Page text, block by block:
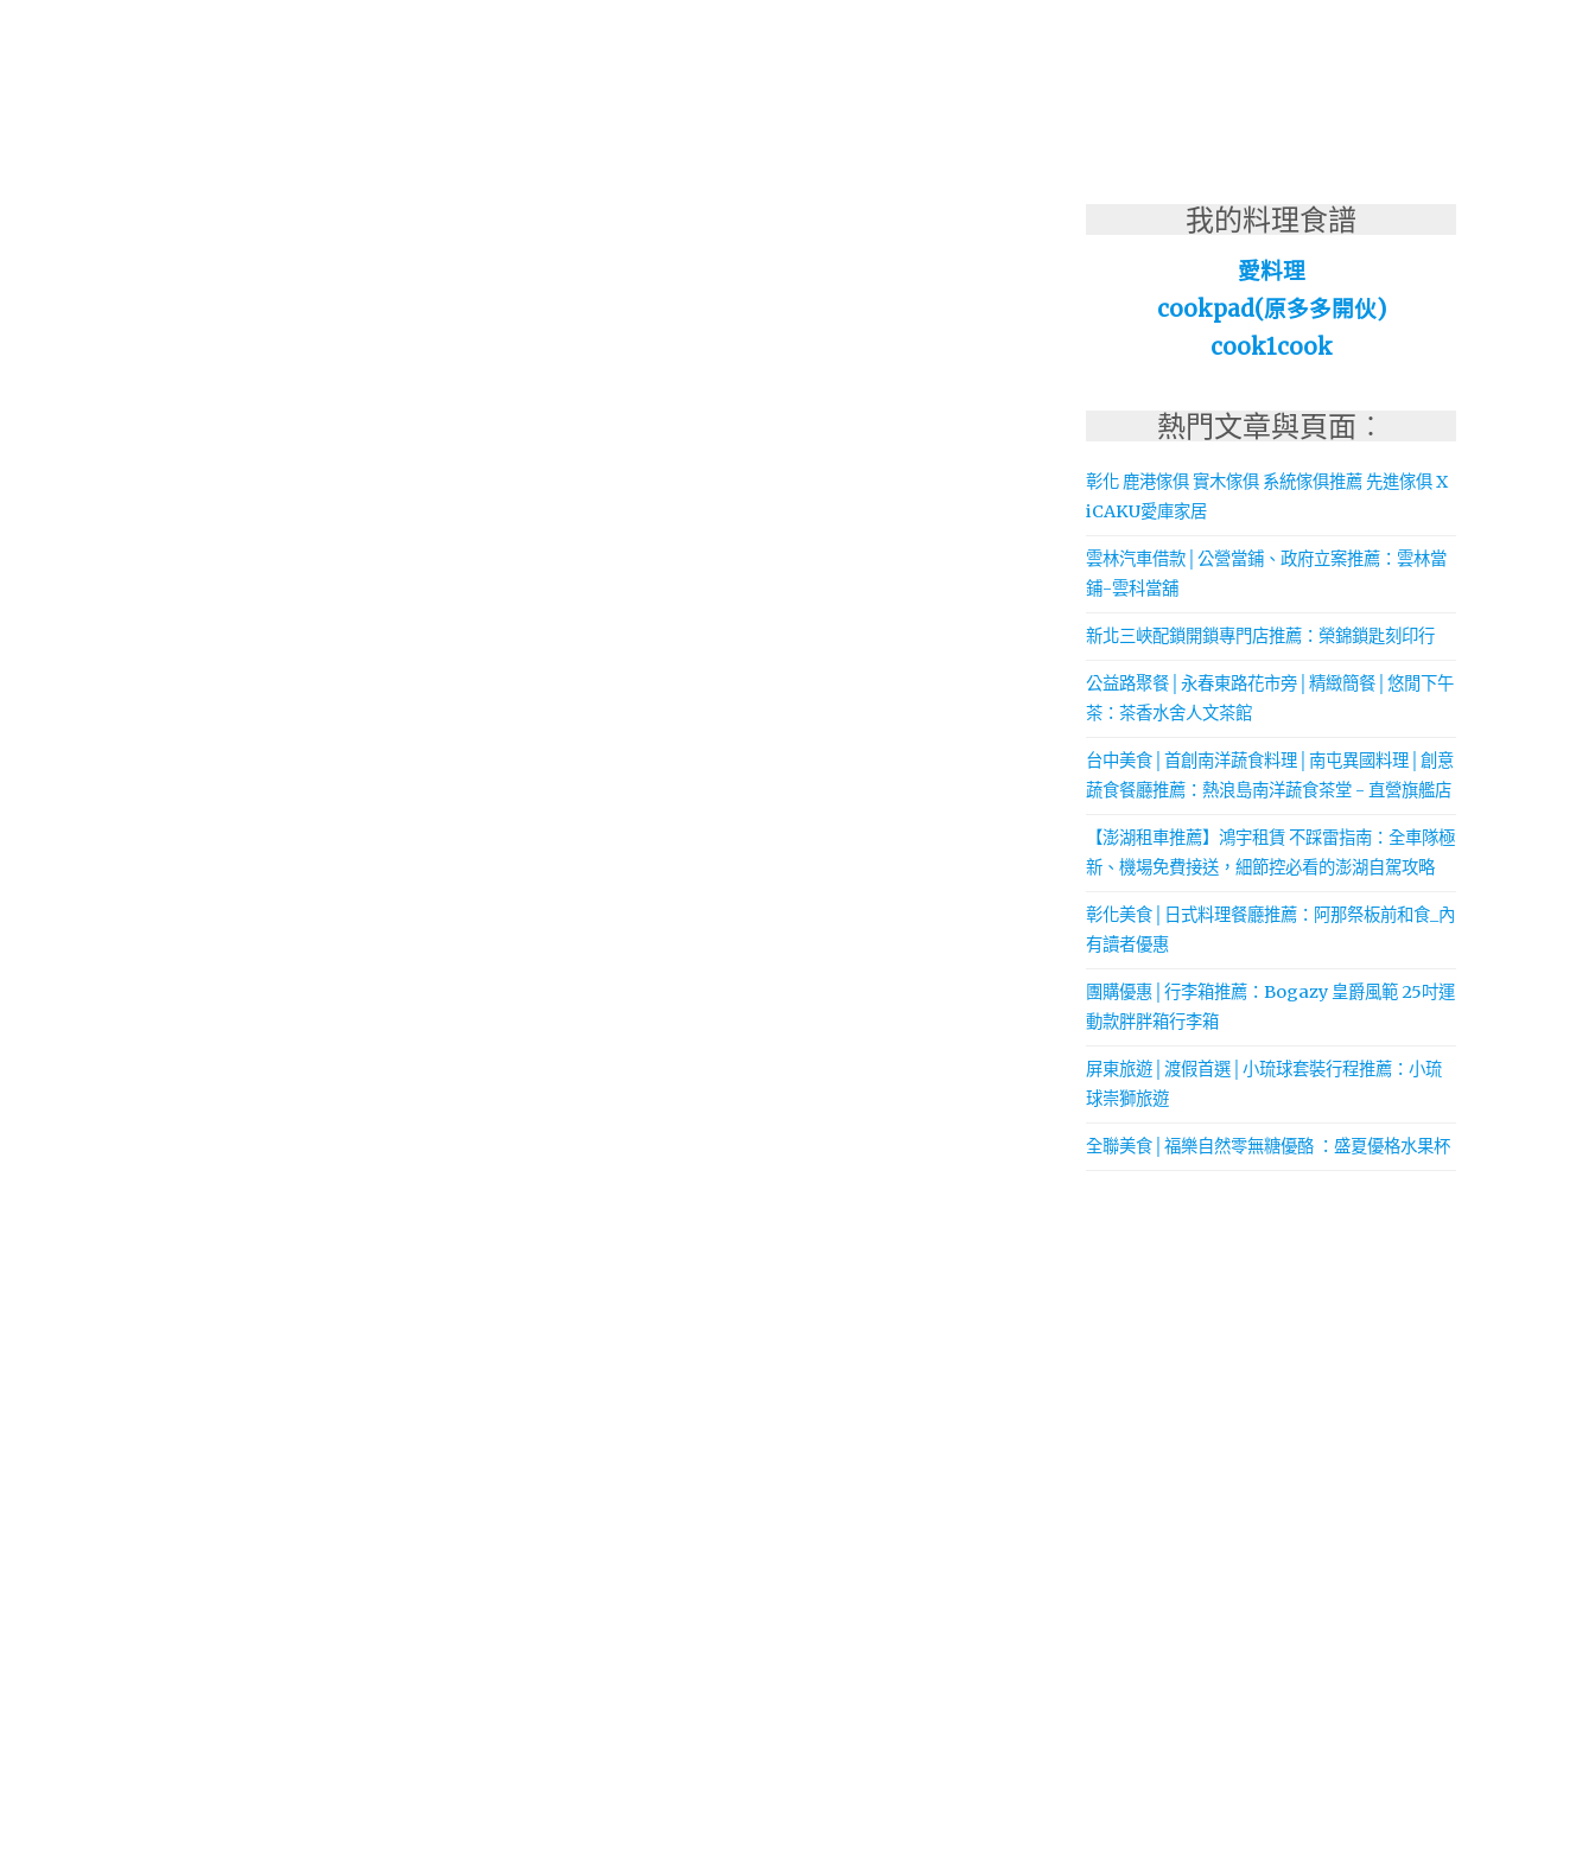
我的料理食譜
愛料理
cookpad(原多多開伙)
cook1cook
熱門文章與頁面︰
彰化 鹿港傢俱 實木傢俱 系統傢俱推薦 先進傢俱 X
iCAKU愛庫家居
雲林汽車借款│公營當鋪、政府立案推薦：雲林當
鋪-雲科當舖
新北三峽配鎖開鎖專門店推薦：榮錦鎖匙刻印行
公益路聚餐│永春東路花市旁│精緻簡餐│悠閒下午
茶：茶香水舍人文茶館
台中美食│首創南洋蔬食料理│南屯異國料理│創意
蔬食餐廳推薦：熱浪島南洋蔬食茶堂 - 直營旗艦店
【澎湖租車推薦】鴻宇租賃 不踩雷指南：全車隊極
新、機場免費接送，細節控必看的澎湖自駕攻略
彰化美食│日式料理餐廳推薦：阿那祭板前和食_內
有讀者優惠
團購優惠│行李箱推薦：Bogazy 皇爵風範 25吋運
動款胖胖箱行李箱
屏東旅遊│渡假首選│小琉球套裝行程推薦：小琉
球崇獅旅遊
全聯美食│福樂自然零無糖優酪 ：盛夏優格水果杯